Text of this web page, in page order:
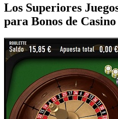
Los Superiores
para Bonos de